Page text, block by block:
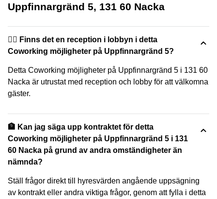
Uppfinnargränd 5, 131 60 Nacka
🙋‍♀️ Finns det en reception i lobbyn i detta
Coworking möjligheter på Uppfinnargränd 5?
Detta Coworking möjligheter på Uppfinnargränd 5 i 131 60
Nacka är utrustat med reception och lobby för att välkomna
gäster.
🏦 Kan jag säga upp kontraktet för detta
Coworking möjligheter på Uppfinnargränd 5 i 131
60 Nacka på grund av andra omständigheter än
nämnda?
Ställ frågor direkt till hyresvärden angående uppsägning
av kontrakt eller andra viktiga frågor, genom att fylla i detta